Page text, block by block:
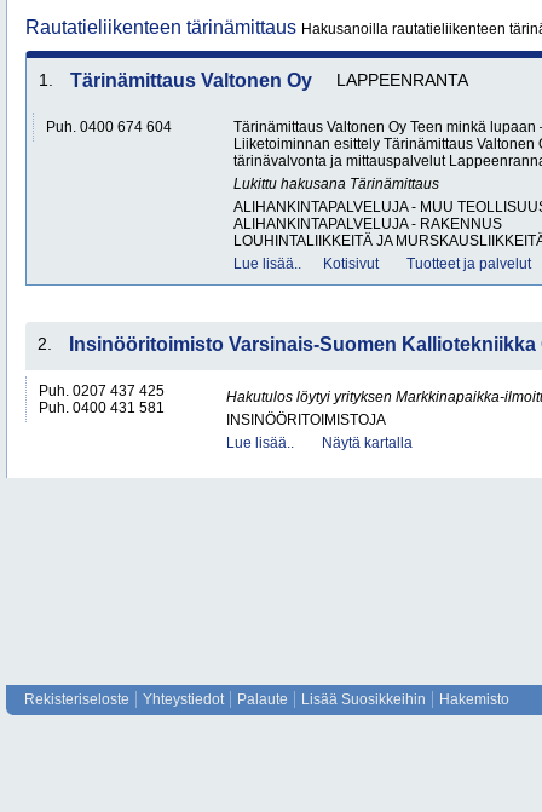
Rautatieliikenteen tärinämittaus Hakusanoilla rautatieliikenteen
1. Tärinämittaus Valtonen Oy LAPPEENRANTA
Puh. 0400 674 604
Tärinämittaus Valtonen Oy Teen minkä
Liiketoiminnan esittely Tärinämittaus Valtonen
tärinävalvonta ja mittauspalvelut
Lukittu hakusana Tärinämittaus
ALIHANKINTAPALVELUJA - MUU
ALIHANKINTAPALVELUJA - RAKENNUS
LOUHINTALIIKKEITÄ JA
Lue lisää..
Kotisivut Tuotteet ja palvelut
2. Insinööritoimisto Varsinais-Suomen Kalliotekniikka
Puh. 0207 437 425
Puh. 0400 431 581
Hakutulos löytyi yrityksen Markkinapaikka-
INSINÖÖRITOIMISTOJA
Lue lisää..
Näytä kartalla
Rekisteriseloste Yhteystiedot Palaute Lisää Suosikkeihin Hakemisto